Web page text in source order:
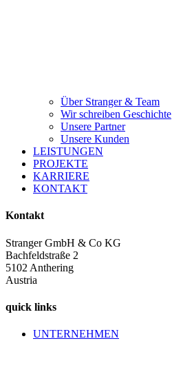
Über Stranger & Team
Wir schreiben Geschichte
Unsere Partner
Unsere Kunden
LEISTUNGEN
PROJEKTE
KARRIERE
KONTAKT
Kontakt
Stranger GmbH & Co KG
Bachfeldstraße 2
5102 Anthering
Austria
quick links
UNTERNEHMEN